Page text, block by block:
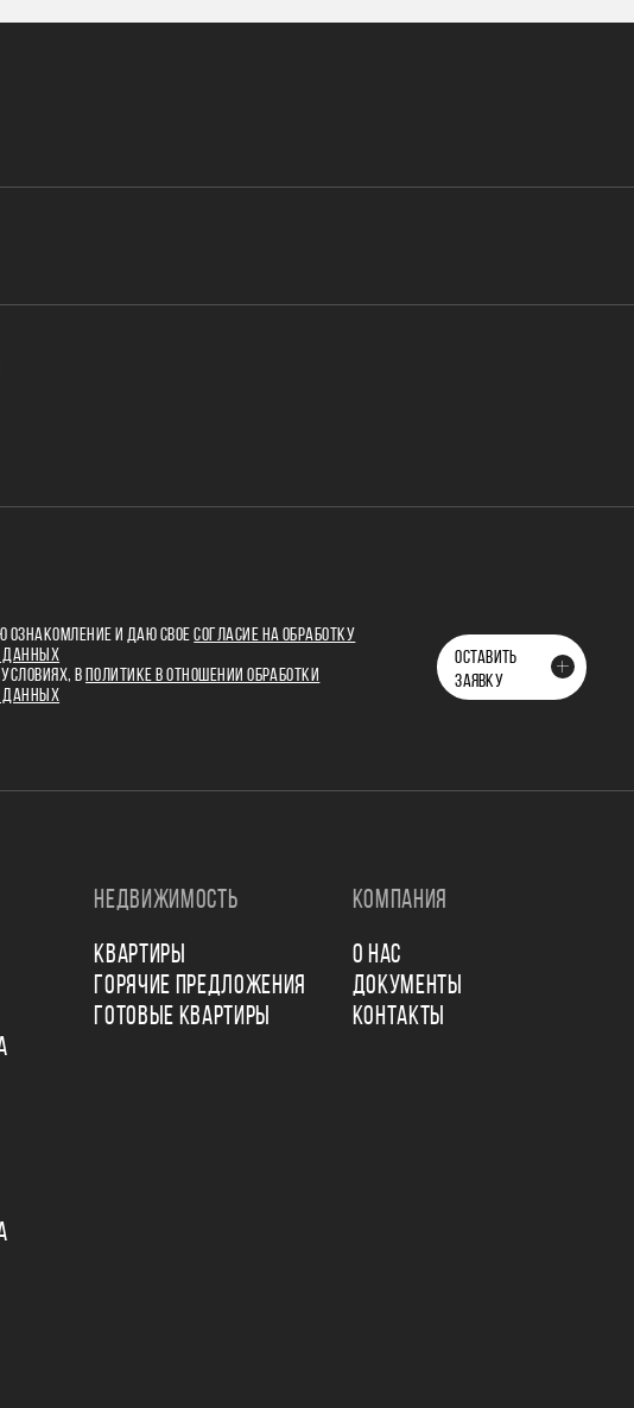
ОЗНАКОМЛЕНИЕ И ДАЮ СВОЕСОГЛАСИЕ НА ОБРАБОТКУ
ДАННЫХ
В
ПОЛИТИКЕ В ОТНОШЕНИИ ОБРАБОТКИ
ДАННЫХ
ОСТАВИТЬ
ЗАЯВКУ
НЕДВИЖИМОСТЬ
КВАРТИРЫ
ГОРЯЧИЕ ПРЕДЛОЖЕНИЯ
ГОТОВЫЕ КВАРТИРЫ
КОМПАНИЯ
О НАС
ДОКУМЕНТЫ
КОНТАКТЫ